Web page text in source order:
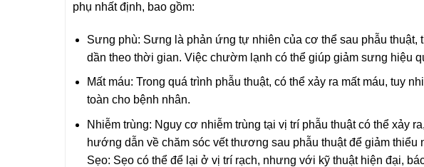
phụ nhất định, bao gồm:
Sưng phù: Sưng là phản ứng tự nhiên của cơ thể sau phẫu
dần theo thời gian. Việc chườm lạnh có thể giúp giảm sưng hiệu
Mất máu: Trong quá trình phẫu thuật, có thể xảy ra mất máu, tuy
toàn cho bệnh nhân.
Nhiễm trùng: Nguy cơ nhiễm trùng tại vị trí phẫu thuật có thể xảy
hướng dẫn về chăm sóc vết thương sau phẫu thuật để giảm thiểu
Sẹo: Sẹo có thể để lại ở vị trí rạch, nhưng với kỹ thuật hiện đại,